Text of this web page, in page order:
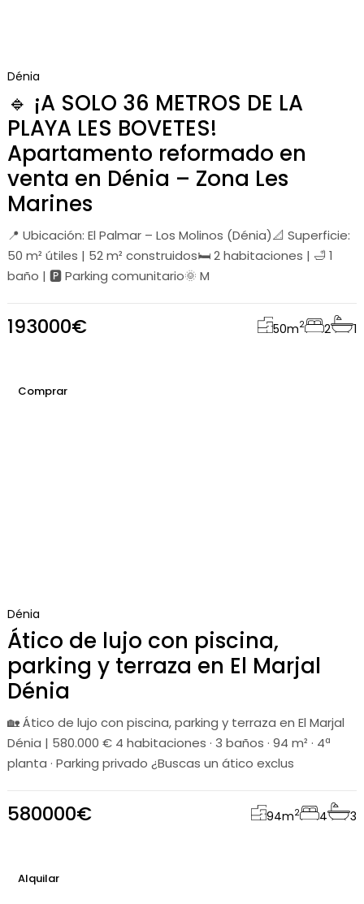
Dénia
🔹 ¡A SOLO 36 METROS DE LA
PLAYA LES BOVETES!
Apartamento reformado en
venta en Dénia – Zona Les
Marines
📍 Ubicación: El Palmar – Los Molinos (Dénia)📐 Superficie:
50 m² útiles | 52 m² construidos🛏️ 2 habitaciones | 🛁 1
baño | 🅿️ Parking comunitario🌞 M
193000€ 50m2 2 1
Comprar
Dénia
Ático de lujo con piscina,
parking y terraza en El Marjal
Dénia
🏡 Ático de lujo con piscina, parking y terraza en El Marjal
Dénia | 580.000 € 4 habitaciones · 3 baños · 94 m² · 4ª
planta · Parking privado ¿Buscas un ático exclus
580000€ 94m2 4 3
Alquilar